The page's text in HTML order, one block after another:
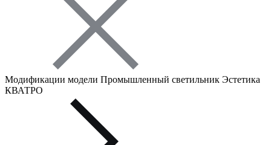
Модификации модели Промышленный светильник Эстетика
КВАТРО